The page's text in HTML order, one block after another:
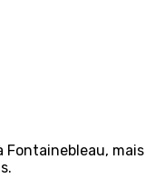
Fontainebleau, mais